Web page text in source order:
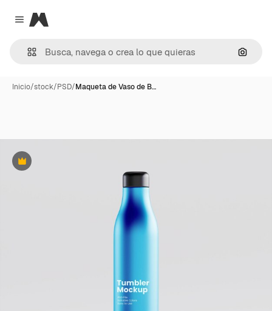
Close menu
Magnific
Inicio/stock/PSD/Maqueta de Vaso de B…
Premium